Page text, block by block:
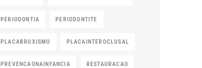
PERIODONTIA PERIODONTITE
PLACABRUXISMO PLACAINTEROCLUSAL
PREVENCAONAINFANCIA RESTAURACAO